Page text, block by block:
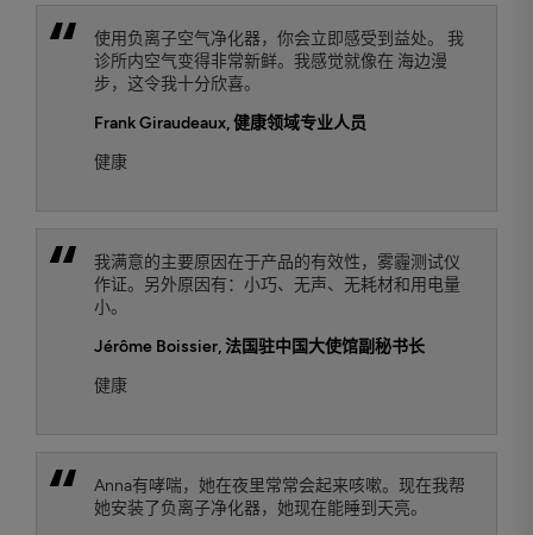
使用负离子空气净化器，你会立即感受到益处。 我
诊所内空气变得非常新鲜。我感觉就像在 海边漫
步，这令我十分欣喜。
Frank Giraudeaux, 健康领域专业人员
健康
我满意的主要原因在于产品的有效性，雾霾测试仪
作证。另外原因有：小巧、无声、无耗材和用电量
小。
Jérôme Boissier, 法国驻中国大使馆副秘书长
健康
Anna有哮喘，她在夜里常常会起来咳嗽。现在我帮
她安装了负离子净化器，她现在能睡到天亮。